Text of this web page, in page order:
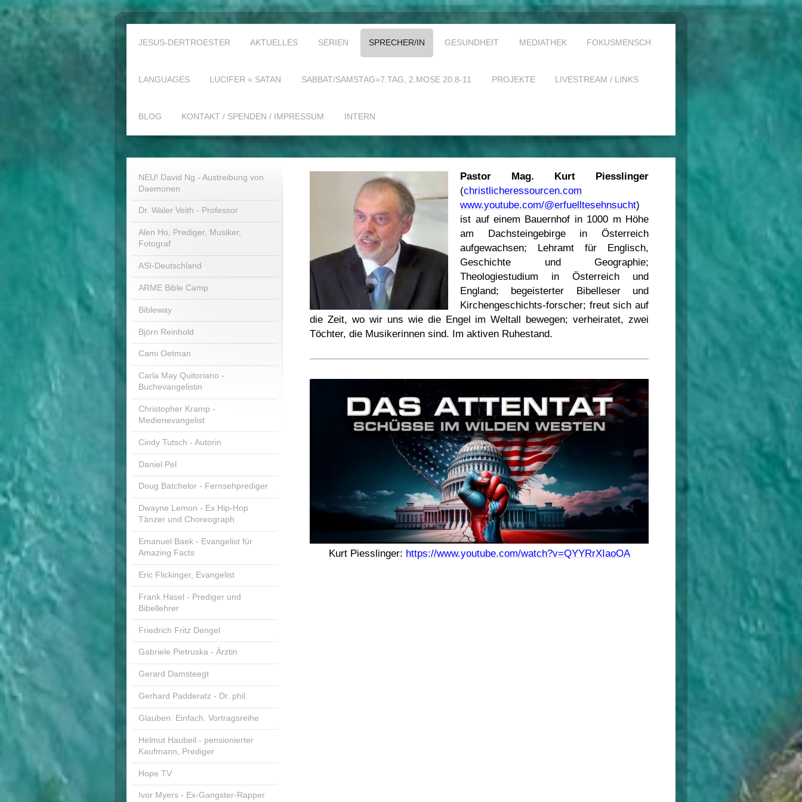
JESUS-DERTROESTER AKTUELLES SERIEN SPRECHER/IN GESUNDHEIT MEDIATHEK FOKUSMENSCH
LANGUAGES LUCIFER = SATAN SABBAT/SAMSTAG=7.TAG, 2.MOSE 20.8-11 PROJEKTE LIVESTREAM / LINKS
BLOG KONTAKT / SPENDEN / IMPRESSUM INTERN
Pastor Mag. Kurt Piesslinger
(christlicheressourcen.com
www.youtube.com/@erfuelltesehnsucht)
ist auf einem Bauernhof in 1000 m Höhe
am Dachsteingebirge in Österreich
aufgewachsen; Lehramt für Englisch,
Geschichte und Geographie;
Theologiestudium in Österreich und
England; begeisterter Bibelleser und
Kirchengeschichts-forscher; freut sich auf
die Zeit, wo wir uns wie die Engel im Weltall bewegen; verheiratet, zwei
Töchter, die Musikerinnen sind. Im aktiven Ruhestand.
Kurt Piesslinger: https://www.youtube.com/watch?v=QYYRrXIaoOA
NEU! David Ng - Austreibung von
Daemonen
Dr. Waler Veith - Professor
Alen Ho, Prediger, Musiker,
Fotograf
ASI-Deutschland
ARME Bible Camp
Bibleway
Björn Reinhold
Cami Oetman
Carla May Quitoriano -
Buchevangelistin
Christopher Kramp -
Medienevangelist
Cindy Tutsch - Autorin
Daniel Pel
Doug Batchelor - Fernsehprediger
Dwayne Lemon - Ex Hip-Hop
Tänzer und Choreograph
Emanuel Baek - Evangelist für
Amazing Facts
Eric Flickinger, Evangelist
Frank Hasel - Prediger und
Bibellehrer
Friedrich Fritz Dengel
Gabriele Pietruska - Ärztin
Gerard Damsteegt
Gerhard Padderatz - Dr. phil.
Glauben. Einfach. Vortragsreihe
Helmut Haubeil - pensionierter
Kaufmann, Prediger
Hope TV
Ivor Myers - Ex-Gangster-Rapper